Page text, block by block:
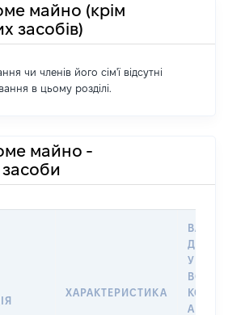
майно (крім
засобів)
чи членів його сім'ї відсутні
в цьому розділі.
майно -
засоби
ХАРАКТЕРИСТИКА
ДАТУ
У
АБО